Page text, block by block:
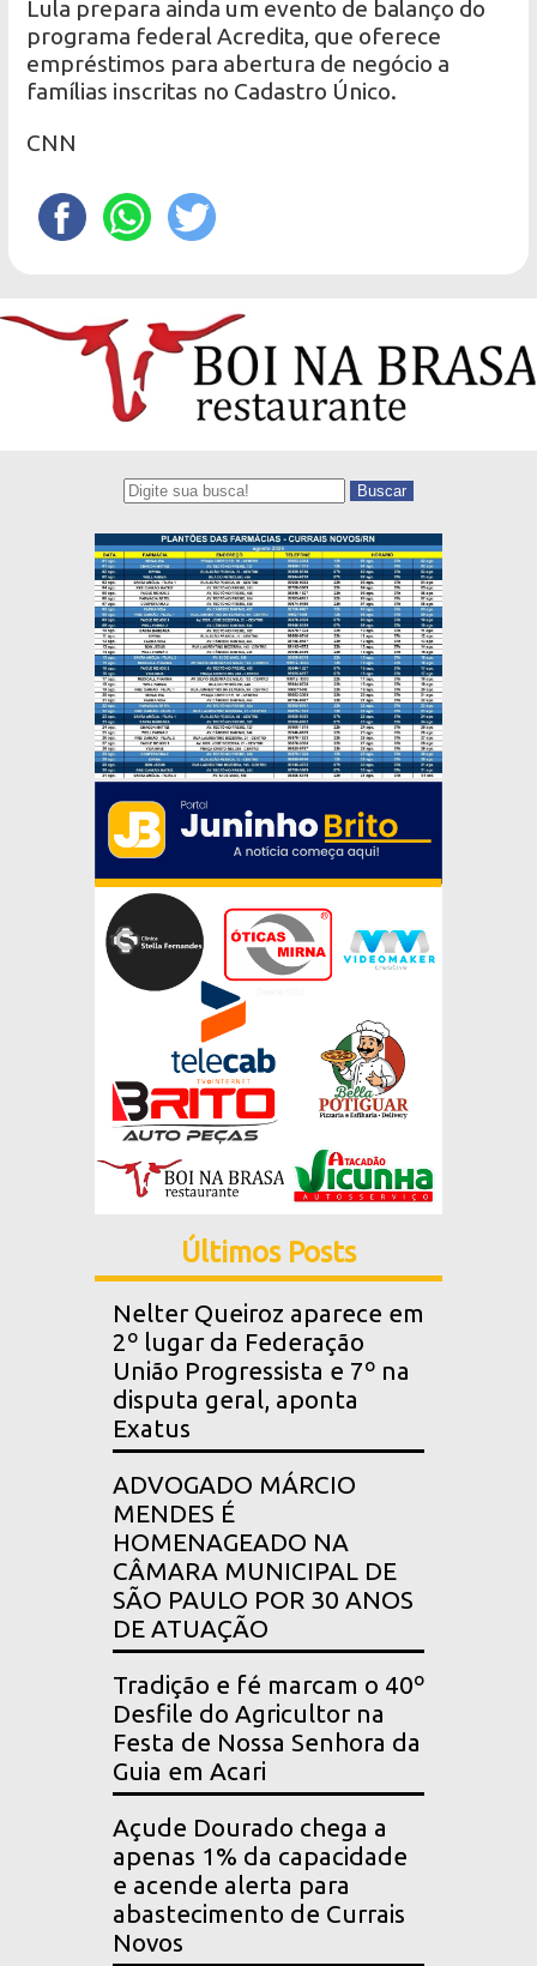
Lula prepara ainda um evento de balanço do
programa federal Acredita, que oferece
empréstimos para abertura de negócio a
famílias inscritas no Cadastro Único.
CNN
Buscar
Últimos Posts
Nelter Queiroz aparece em
2º lugar da Federação
União Progressista e 7º na
disputa geral, aponta
Exatus
ADVOGADO MÁRCIO
MENDES É
HOMENAGEADO NA
CÂMARA MUNICIPAL DE
SÃO PAULO POR 30 ANOS
DE ATUAÇÃO
Tradição e fé marcam o 40º
Desfile do Agricultor na
Festa de Nossa Senhora da
Guia em Acari
Açude Dourado chega a
apenas 1% da capacidade
e acende alerta para
abastecimento de Currais
Novos